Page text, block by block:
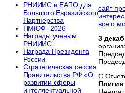
РНИИИС и ЕАПО для
Большого Евразийского
Партнерства
ПМЮФ- 2026
Награды ученым
РНИИИС
Награда Президента
России
Стратегическая сессия
Правительства РФ «О
развитии сферы
интеллектуальной
сайт
все о
3
С
Плигин